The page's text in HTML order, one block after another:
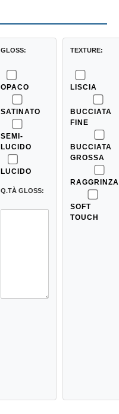
GLOSS:
OPACO
SATINATO
SEMI-
LUCIDO
LUCIDO
Q.TÀ GLOSS:
TEXTURE:
LISCIA
BUCCIATA
FINE
BUCCIATA
GROSSA
SOFT
TOUCH